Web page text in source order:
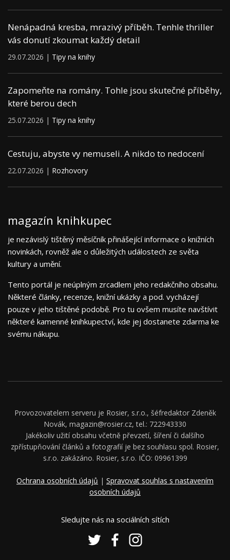
Nenápadná kresba, mrazivý příběh. Tenhle thriller
vás donutí zkoumat každý detail
29.07.2026 | Tipy na knihy
Zapomeňte na romány. Tohle jsou skutečné příběhy,
které berou dech
25.07.2026 | Tipy na knihy
Cestuju, abyste vy nemuseli. A nikdo to nedocení
22.07.2026 | Rozhovory
magazín knihkupec
je nezávislý tištěný měsíčník přinášející informace o knižních
novinkách, rovněž ale o důležitých událostech ze světa
kultury a umění.
Tento portál je neúplným zrcadlem jeho redakčního obsahu.
Některé články, recenze, knižní ukázky a pod. vycházejí
pouze v jeho tištěné podobě. Pro tu ovšem musíte navštívit
některé kamenné knihkupectví, kde jej dostanete zdarma ke
svému nákupu.
Provozovatelem serveru je Rosier, s.r.o., šéfredaktor Zdeněk
Novák, magazin@rosier.cz, tel.: 722943330
Jakékoliv užití obsahu včetně převzetí, šíření či dalšího
zpřístupňování článků a fotografií je bez souhlasu spol. Rosier,
s.r.o. zakázáno. Rosier, s.r.o. IČO: 09961399
Ochrana osobních údajů | Spravovat souhlas s nastavením
osobních údajů
Sledujte nás na sociálních sítích